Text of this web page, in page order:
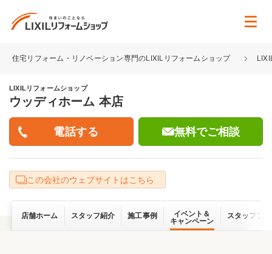
住宅リフォーム・リノベーション専門のLIXILリフォームショップ
LIXILリフォームショップ
ウッディホーム 本店
無料でご相談
この会社のウェブサイトはこちら
店舗ホーム スタッフ紹介 施工事例
イベント＆
キャンペーン
スタッフブ